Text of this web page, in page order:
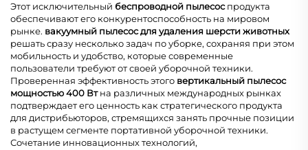
Этот исключительный беспроводной пылесоспродукта
обеспечивают его конкурентоспособность на мировом
рынке. вакуумный пылесос для удаления шерсти животных
решать сразу несколько задач по уборке, сохраняя при этом
мобильность и удобство, которые современные
пользователи требуют от своей уборочной техники.
Проверенная эффективность этого вертикальный пылесос
мощностью 400 Втна различных международных рынках
подтверждает его ценность как стратегического продукта
для дистрибьюторов, стремящихся занять прочные позиции
в растущем сегменте портативной уборочной техники.
Сочетание инновационных технологий,